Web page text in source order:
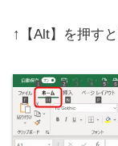
↑【Alt】を押す